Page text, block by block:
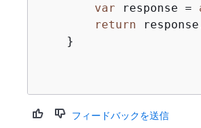
var response =
return
    }
フィードバックを送信